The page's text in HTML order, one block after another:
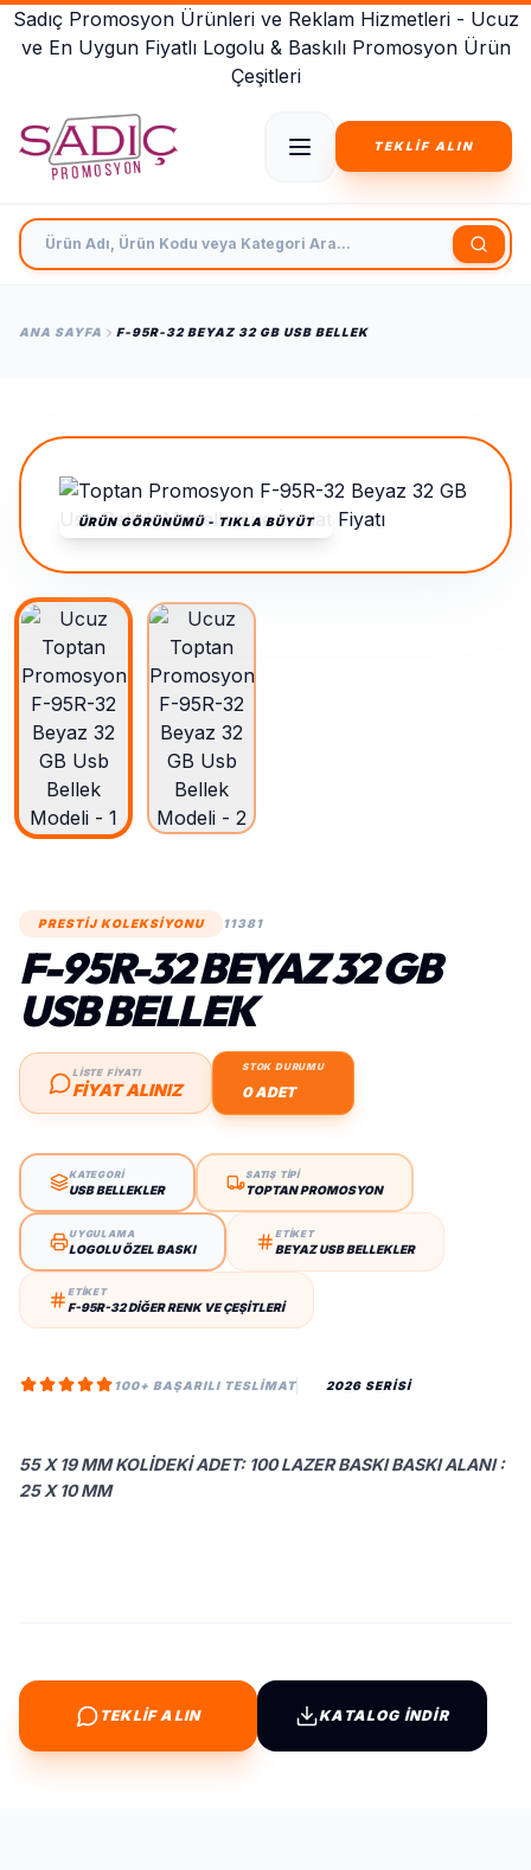
Sadıç Promosyon Ürünleri ve Reklam Hizmetleri - Ucuz
ve En Uygun Fiyatlı Logolu & Baskılı Promosyon Ürün
Çeşitleri
TEKLİF ALIN
Ürün Adı, Ürün Kodu veya Kategori Ara
ANA SAYFA F-95R-32 BEYAZ 32 GB USB BELLEK
ÜRÜN GÖRÜNÜMÜ - TIKLA BÜYÜT
PRESTİJ KOLEKSİYONU 11381
F-95R-32 BEYAZ 32 GB
USB BELLEK
LİSTE FİYATI
FIYAT ALINIZ
STOK DURUMU
0 ADET
KATEGORİ
USB BELLEKLER
SATIŞ TİPİ
TOPTAN PROMOSYON
UYGULAMA
LOGOLU ÖZEL BASKI
ETİKET
BEYAZ USB BELLEKLER
ETİKET
F-95R-32 DIĞER RENK VE ÇEŞITLERI
100+ BAŞARILI TESLIMAT 2026 SERİSİ
55 X 19 MM KOLIDEKI ADET: 100 LAZER BASKI BASKI ALANI :
25 X 10 MM
TEKLİF ALIN KATALOG İNDİR